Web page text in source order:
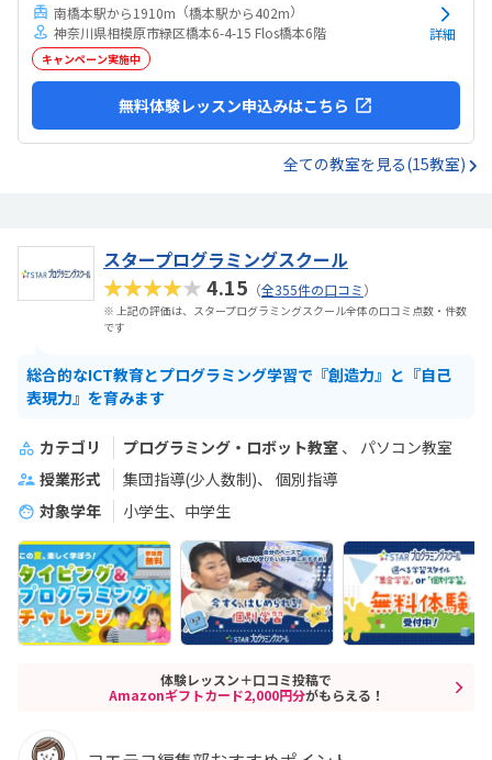
南橋本駅から1910m （橋本駅から402m）
神奈川県相模原市緑区橋本6-4-15 Flos橋本6階
キャンペーン実施中
詳細
無料体験レッスン申込みはこちら
全ての教室を見る(15教室)
スタープログラミングスクール
★★★★★4.15 （全355件の口コミ）
※ 上記の評価は、スタープログラミングスクール全体の口コミ点数・件数
です
総合的なICT教育とプログラミング学習で『創造力』と『自己
表現力』を育みます
カテゴリ プログラミング・ロボット教室
パソコン教室
授業形式
集団指導(少人数制)
個別指導
対象学年
小学生、中学生
体験レッスン＋口コミ投稿で
Amazonギフトカード2,000円分がもらえる！